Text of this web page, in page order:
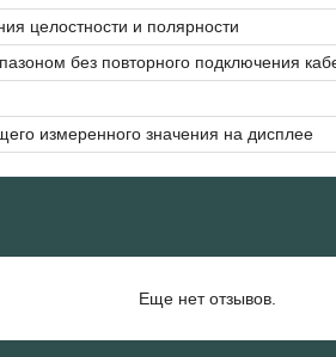
целостности и полярности
без повторного подключения
измеренного значения на дисплее
Еще нет отзывов.